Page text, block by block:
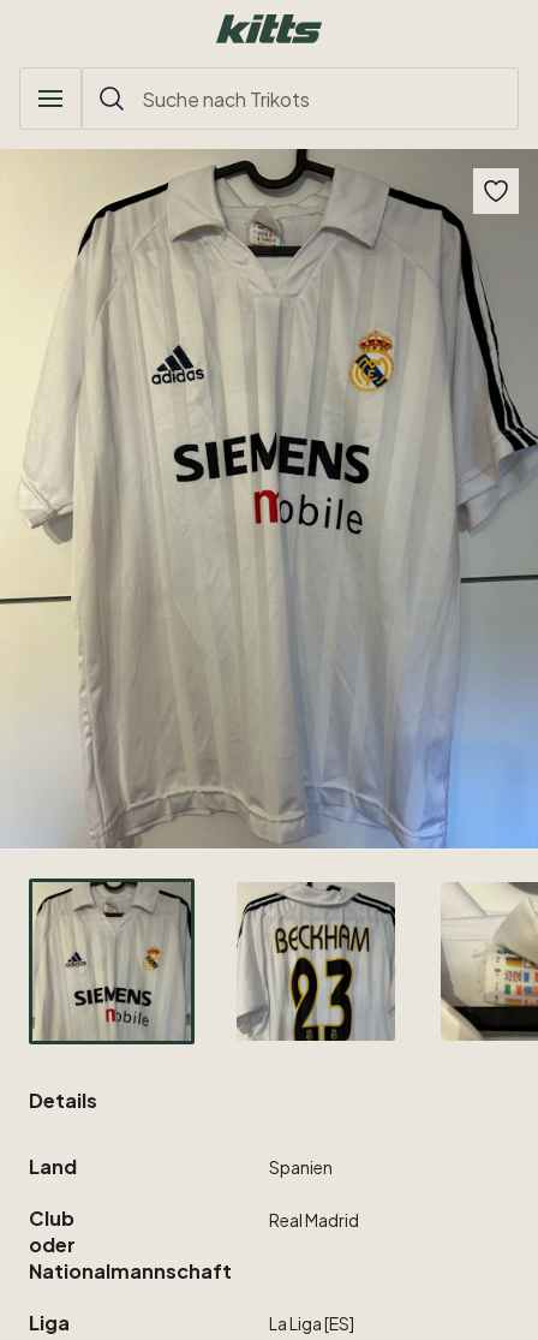
Details
Land Spanien
Club
oder
Nationalmannschaft
RealMadrid
Liga LaLiga[ES]